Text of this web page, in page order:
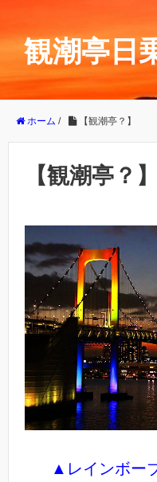
観潮亭日
ホーム / 【観潮亭？】
【観潮亭？】
▲レインボー